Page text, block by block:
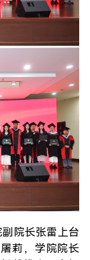
院长张雷上台
莉，学院院长